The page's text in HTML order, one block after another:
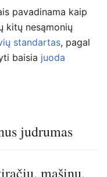
pavadinama kaip
kitų nesąmonių
standartas, pagal
baisia juoda
judrumas
mašinų,